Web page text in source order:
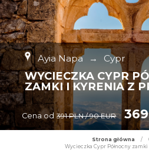
Ayia Napa → Cypr
WYCIECZKA CYPR
ZAMKI I KYRENIA Z
Cena od 391 PLN / 90 EUR
Strona główna /
Wycieczka Cypr Północny